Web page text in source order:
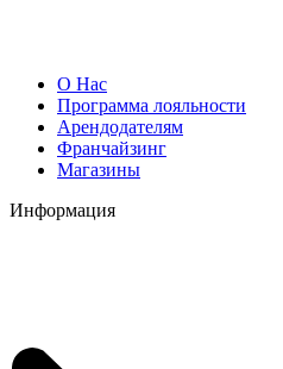
О Нас
Программа лояльности
Арендодателям
Франчайзинг
Магазины
Информация